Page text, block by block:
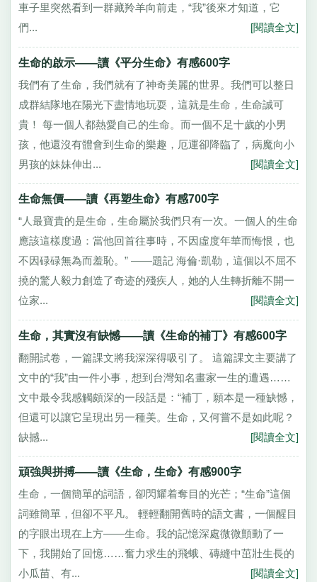
車子里突然看到一群藏羚羊向前走，“我”後來才知道，它
們...
[閱讀全文]
生命的啟示——讀《平分生命》有感600字
我們有了生命，我們就有了神奇美麗的世界。我們可以整日
成群結隊地在陽光下盡情地玩耍，這就是生命，生命誠可
貴！ 每一個人都熱愛自己的生命。而一個不足十歲的小男
孩，他還沒有體會到生命的樂趣，厄運卻降臨了，病魔向小
男孩的妹妹伸出...
[閱讀全文]
生命無價——讀《再塑生命》有感700字
“人最寶貴的是生命，生命屬於我們只有一次。一個人的生命
應該這樣度過：當他回首往事時，不因虛度年華而悔恨，也
不因碌碌無為而羞恥。” ——題記 海倫·凱勒，這個以不屈不
撓的驚人毅力創造了奇迹的殘疾人，她的人生轉折離不開一
位家...
[閱讀全文]
生命，其實沒有缺憾——讀《生命的補丁》有感600字
翻開試卷，一篇課文將我深深得吸引了。 這篇課文主要講了
文中的“我”由一件小事，想到台灣知名畫家一生的遭遇……
文中最令我感觸頗深的一段話是：“補丁，願本是一種缺憾，
但還可以讓它呈現出另一種美。生命，又何嘗不是如此呢？
缺撼...
[閱讀全文]
頑強與拼搏——讀《生命，生命》有感900字
生命，一個簡單的詞語，卻閃耀着奪目的光芒；“生命”這個
詞雖簡單，但卻不平凡。 輕輕翻開舊時的語文書，一個醒目
的字眼出現在上方——生命。我的記憶深處微微顫動了一
下，我開始了回憶……奮力求生的飛蛾、磚縫中茁壯生長的
小瓜苗、有...
[閱讀全文]